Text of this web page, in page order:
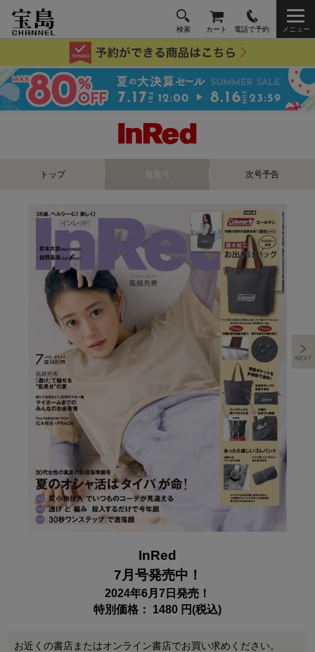
検索 カート 電話で予約 メニュー
トップ 最新号 次号予告
InRed
7月号発売中！
2024年6月7日発売！
特別価格： 1480 円(税込)
お近くの書店またはオンライン書店でお買い求めください。